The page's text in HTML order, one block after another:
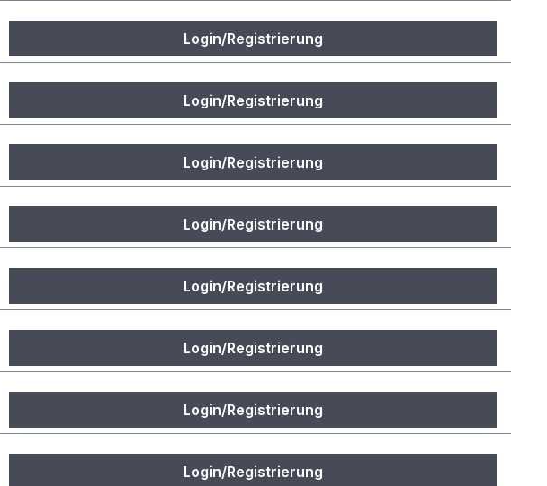
Login/Registrierung
Login/Registrierung
Login/Registrierung
Login/Registrierung
Login/Registrierung
Login/Registrierung
Login/Registrierung
Login/Registrierung